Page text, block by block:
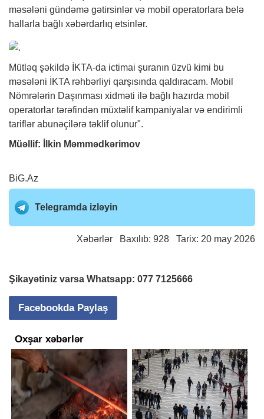
məsələni gündəmə gətirsinlər və mobil operatorlara belə
hallarla bağlı xəbərdarlıq etsinlər.
Mütləq şəkildə İKTA-da ictimai şuranın üzvü kimi bu
məsələni İKTA rəhbərliyi qarşısında qaldıracam. Mobil
Nömrələrin Daşınması xidməti ilə bağlı hazırda mobil
operatorlar tərəfindən müxtəlif kampaniyalar və endirimli
tariflər abunəçilərə təklif olunur".
Müəllif: İlkin Məmmədkərimov
BiG.Az
Telegramda izləyin
Xəbərlər Baxılıb: 928 Tarix: 20 may 2026
Şikayətiniz varsa Whatsapp: 077 7125666
Facebookda Paylaş
Oxşar xəbərlər